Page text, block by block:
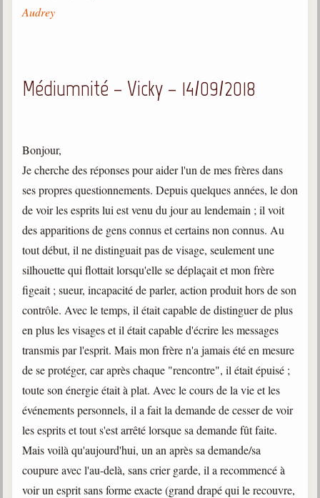
Audrey
Médiumnité – Vicky – 14/09/2018
Bonjour,
Je cherche des réponses pour aider l'un de mes frères dans
ses propres questionnements. Depuis quelques années, le don
de voir les esprits lui est venu du jour au lendemain ; il voit
des apparitions de gens connus et certains non connus. Au
tout début, il ne distinguait pas de visage, seulement une
silhouette qui flottait lorsqu'elle se déplaçait et mon frère
figeait ; sueur, incapacité de parler, action produit hors de son
contrôle. Avec le temps, il était capable de distinguer de plus
en plus les visages et il était capable d'écrire les messages
transmis par l'esprit. Mais mon frère n'a jamais été en mesure
de se protéger, car après chaque "rencontre", il était épuisé ;
toute son énergie était à plat. Avec le cours de la vie et les
événements personnels, il a fait la demande de cesser de voir
les esprits et tout s'est arrêté lorsque sa demande fût faite.
Mais voilà qu'aujourd'hui, un an après sa demande/sa
coupure avec l'au-delà, sans crier garde, il a recommencé à
voir un esprit sans forme exacte (grand drapé qui le recouvre,